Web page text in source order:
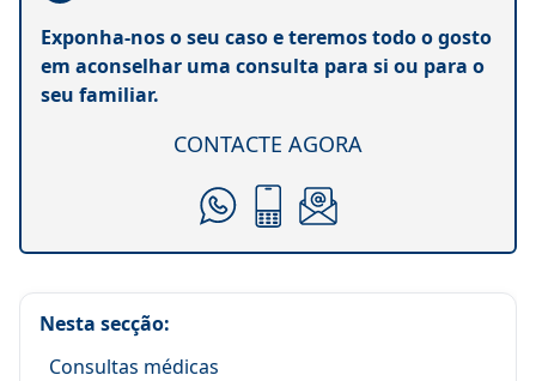
Exponha-nos o seu caso e teremos todo o gosto
em aconselhar uma consulta para si ou para o
seu familiar.
CONTACTE AGORA
Nesta secção:
Consultas médicas